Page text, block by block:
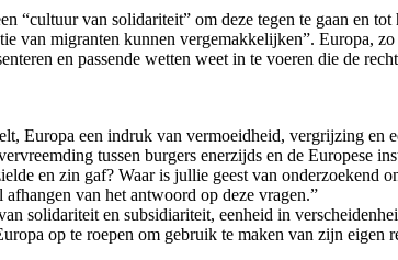
van solidariteit” om deze tegen te gaan en
van migranten kunnen vergemakkelijken”. Europa,
en passende wetten weet in te voeren die de
Europa een indruk van vermoeidheid, vergrijzing en
tussen burgers enerzijds en de Europese
en zin gaf? Waar is jullie geest van onderzoekend
van het antwoord op deze vragen.”
solidariteit en subsidiariteit, eenheid in
op te roepen om gebruik te maken van zijn eigen